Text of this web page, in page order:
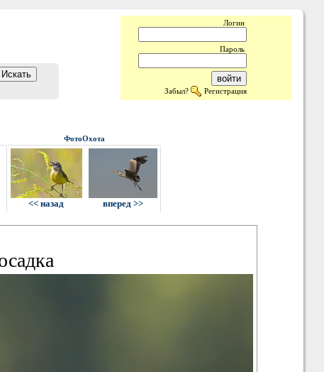
Логин
Пароль
Забыл? Регистрация
ФотоОхота
<< назад вперед >>